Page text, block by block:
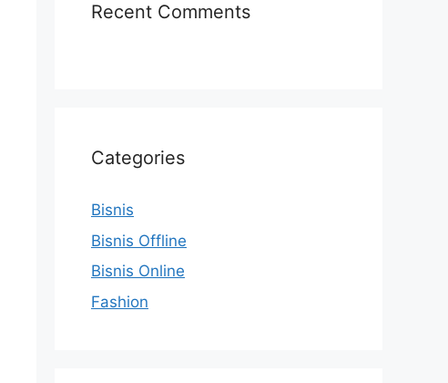
Recent Comments
Categories
Bisnis
Bisnis Offline
Bisnis Online
Fashion